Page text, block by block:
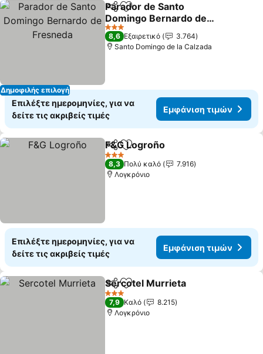
Δημοφιλής επιλογή
Κοινοποίηση
Προσθήκη στα αγαπημένα
Parador de Santo
Domingo Bernardo de
Fresneda
3 Αστέρια
8,6 Εξαιρετικό
3.764
Santo Domingo de la Calzada
Επιλέξτε ημερομηνίες, για να
δείτε τις ακριβείς τιμές
Εμφάνιση τιμών
Κοινοποίηση
Προσθήκη στα αγαπημένα
F&G Logroño
3 Αστέρια
8,3 Πολύ καλό
7.916
Λογκρόνιο
Επιλέξτε ημερομηνίες, για να
δείτε τις ακριβείς τιμές
Εμφάνιση τιμών
Κοινοποίηση
Προσθήκη στα αγαπημένα
Sercotel Murrieta
3 Αστέρια
7,9 Καλό
8.215
Λογκρόνιο